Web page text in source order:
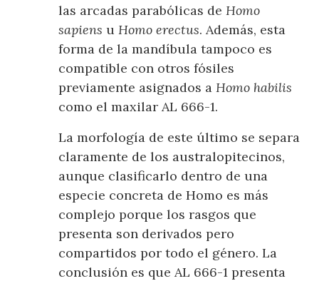
las arcadas parabólicas deHomo
sapiens uHomo erectus. Además, esta
forma de la mandíbula tampoco es
compatible con otros fósiles
previamente asignados aHomo habilis
como el maxilar AL 666-1.
La morfología de este último se separa
claramente de los australopitecinos,
aunque clasificarlo dentro de una
especie concreta de Homo es más
complejo porque los rasgos que
presenta son derivados pero
compartidos por todo el género. La
conclusión es que AL 666-1 presenta